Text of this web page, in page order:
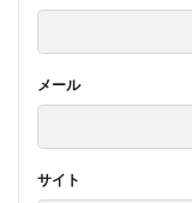
メール
サイト